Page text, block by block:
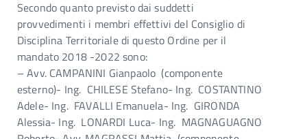
Secondo quanto previsto dai suddetti
provvedimenti i membri effettivi del Consiglio di
Disciplina Territoriale di questo Ordine per il
mandato 2018 -2022 sono:
– Avv. CAMPANINI Gianpaolo (componente
esterno)- Ing. CHILESE Stefano- Ing. COSTANTINO
Adele- Ing. FAVALLI Emanuela- Ing. GIRONDA
Alessia- Ing. LONARDI Luca- Ing. MAGNAGUAGNO